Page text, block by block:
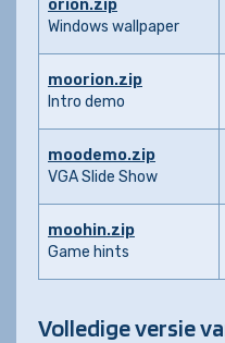
orion.zip
Windows wallpaper
moorion.zip
Intro demo
moodemo.zip
VGA Slide Show
moohin.zip
Game hints
Volledige versie